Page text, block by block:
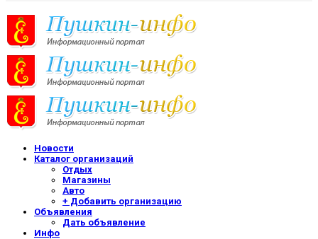
Новости
Каталог организаций
Отдых
Магазины
Авто
+ Добавить организацию
Объявления
Дать объявление
Инфо